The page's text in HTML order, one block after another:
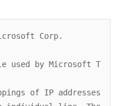
Corp.
used by Microsoft
of IP addresses to